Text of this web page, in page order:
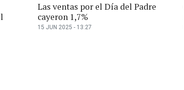
Las ventas por el Día del Padre
cayeron 1,7%
15 JUN 2025 - 13:27